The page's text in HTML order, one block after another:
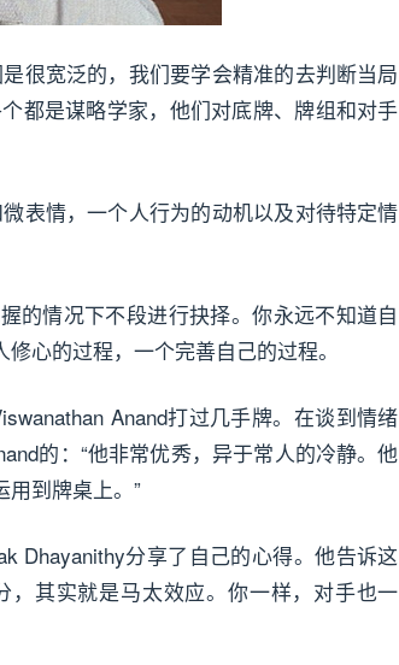
很宽泛的，我们要学会精准的去判断当局
都是谋略学家，他们对底牌、牌组和对手
表情，一个人行为的动机以及对待特定情
的情况下不段进行抉择。你永远不知道自
心的过程，一个完善自己的过程。
Anand打过几手牌。在谈到情绪
的：“他非常优秀，异于常人的冷静。他
到牌桌上。”
Dhayanithy分享了自己的心得。他告诉这
其实就是马太效应。你一样，对手也一